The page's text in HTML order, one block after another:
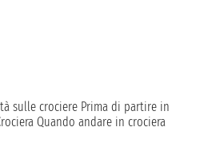
sulle crociere Prima di partire in
Quando andare in crociera